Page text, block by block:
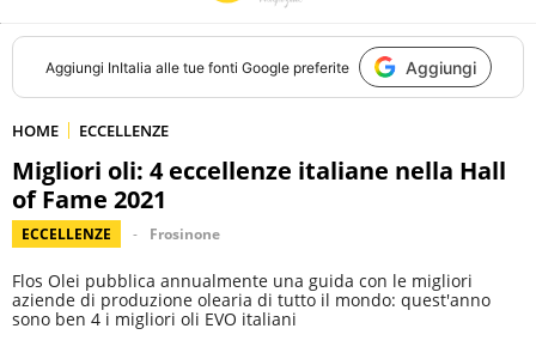
Aggiungi InItalia alle tue fonti Google preferite Aggiungi
HOME ECCELLENZE
Migliori oli: 4 eccellenze italiane nella Hall
of Fame 2021
ECCELLENZE Frosinone
Flos Olei pubblica annualmente una guida con le migliori
aziende di produzione olearia di tutto il mondo: quest'anno
sono ben 4 i migliori oli EVO italiani